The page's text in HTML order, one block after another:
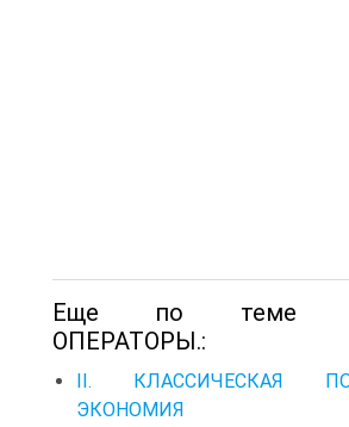
Еще по теме
ОПЕРАТОРЫ.:
II. КЛАССИЧЕСКАЯ
ЭКОНОМИЯ